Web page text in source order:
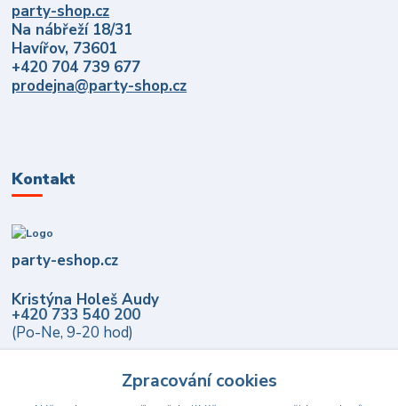
party-shop.cz
Na nábřeží 18/31
Havířov, 73601
+420 704 739 677
prodejna@party-shop.cz
Kontakt
party-eshop.cz
Kristýna Holeš Audy
+420 733 540 200
(Po-Ne, 9-20 hod)
Zpracování cookies